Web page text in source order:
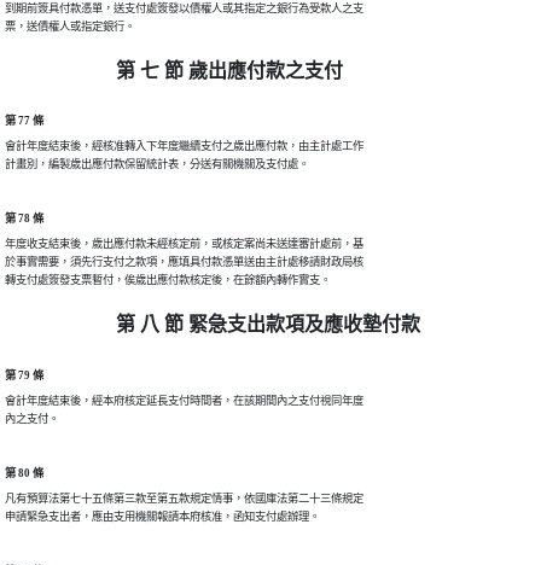
到期前簽具付款憑單，送支付處簽發以債權人或其指定之銀行為受款人之支
票，送債權人或指定銀行。
第 七 節 歲出應付款之支付
第 77 條
會計年度結束後，經核准轉入下年度繼續支付之歲出應付款，由主計處工作
計畫別，編製歲出應付款保留統計表，分送有關機關及支付處。
第 78 條
年度收支結束後，歲出應付款未經核定前，或核定案尚未送達審計處前，基
於事實需要，須先行支付之款項，應填具付款憑單送由主計處移請財政局核
轉支付處簽發支票暫付，俟歲出應付款核定後，在餘額內轉作實支。
第 八 節 緊急支出款項及應收墊付款
第 79 條
會計年度結束後，經本府核定延長支付時間者，在該期間內之支付視同年度
內之支付。
第 80 條
凡有預算法第七十五條第三款至第五款規定情事，依國庫法第二十三條規定
申請緊急支出者，應由支用機關報請本府核准，函知支付處辦理。